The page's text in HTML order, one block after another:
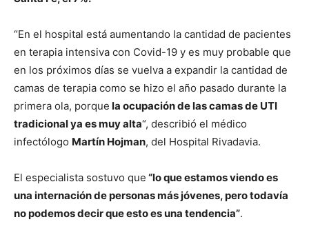
“En el hospital está aumentando la cantidad de pacientes
en terapia intensiva con Covid-19 y es muy probable que
en los próximos días se vuelva a expandir la cantidad de
camas de terapia como se hizo el año pasado durante la
primera ola, porque la ocupación de las camas de UTI
tradicional ya es muy alta“, describió el médico
infectólogo Martín Hojman, del Hospital Rivadavia.
El especialista sostuvo que “lo que estamos viendo es
una internación de personas más jóvenes, pero todavía
no podemos decir que esto es una tendencia”.